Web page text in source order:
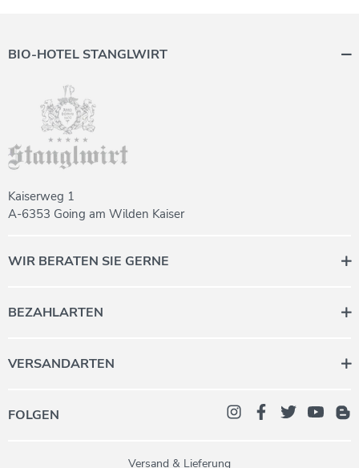
BIO-HOTEL STANGLWIRT
Kaiserweg 1
A-6353 Going am Wilden Kaiser
WIR BERATEN SIE GERNE
oder per Mail zur Verfügung.
+43 (0) 5358 2000
BEZAHLARTEN
VERSANDARTEN
FOLGEN
Versand & Lieferung